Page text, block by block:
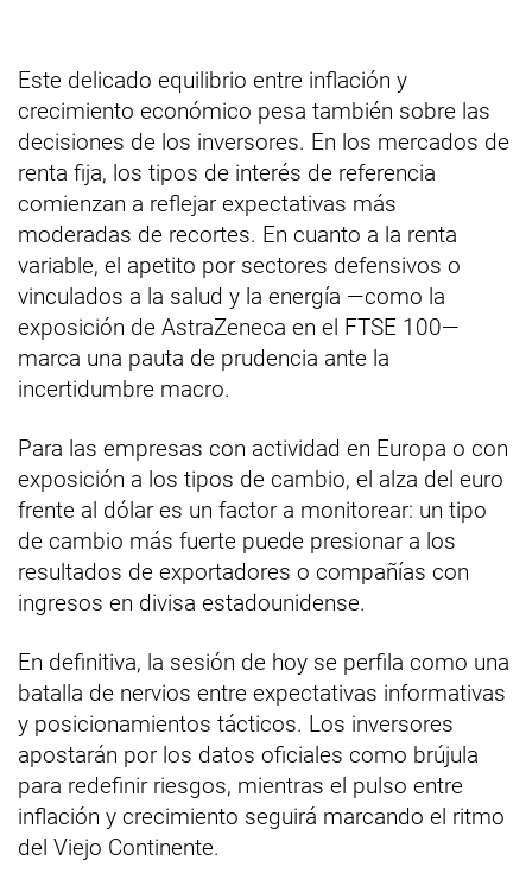
Este delicado equilibrio entre inflación y
crecimiento económico pesa también sobre las
decisiones de los inversores. En los mercados de
renta fija, los tipos de interés de referencia
comienzan a reflejar expectativas más
moderadas de recortes. En cuanto a la renta
variable, el apetito por sectores defensivos o
vinculados a la salud y la energía —como la
exposición de AstraZeneca en el FTSE 100—
marca una pauta de prudencia ante la
incertidumbre macro.
Para las empresas con actividad en Europa o con
exposición a los tipos de cambio, el alza del euro
frente al dólar es un factor a monitorear: un tipo
de cambio más fuerte puede presionar a los
resultados de exportadores o compañías con
ingresos en divisa estadounidense.
En definitiva, la sesión de hoy se perfila como una
batalla de nervios entre expectativas informativas
y posicionamientos tácticos. Los inversores
apostarán por los datos oficiales como brújula
para redefinir riesgos, mientras el pulso entre
inflación y crecimiento seguirá marcando el ritmo
del Viejo Continente.